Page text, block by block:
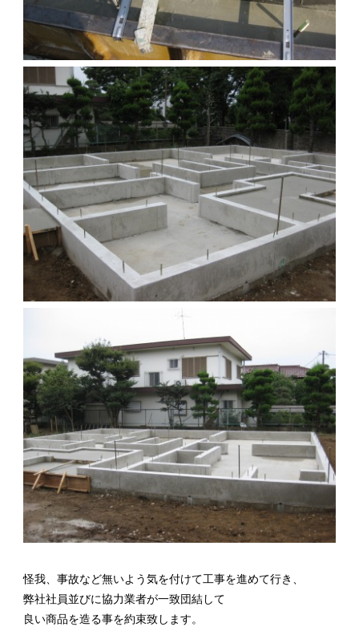
怪我、事故など無いよう気を付けて工事を進めて行き、
弊社社員並びに協力業者が一致団結して
良い商品を造る事を約束致します。